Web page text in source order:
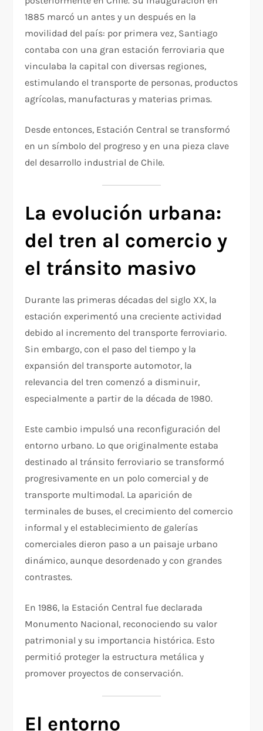
1885 marcó un antes y un después en la
movilidad del país: por primera vez, Santiago
contaba con una gran estación ferroviaria que
vinculaba la capital con diversas regiones,
estimulando el transporte de personas, productos
agrícolas, manufacturas y materias primas.
Desde entonces, Estación Central se transformó
en un símbolo del progreso y en una pieza clave
del desarrollo industrial de Chile.
La evolución urbana:
del tren al comercio y
el tránsito masivo
Durante las primeras décadas del siglo XX, la
estación experimentó una creciente actividad
debido al incremento del transporte ferroviario.
Sin embargo, con el paso del tiempo y la
expansión del transporte automotor, la
relevancia del tren comenzó a disminuir,
especialmente a partir de la década de 1980.
Este cambio impulsó una reconfiguración del
entorno urbano. Lo que originalmente estaba
destinado al tránsito ferroviario se transformó
progresivamente en un polo comercial y de
transporte multimodal. La aparición de
terminales de buses, el crecimiento del comercio
informal y el establecimiento de galerías
comerciales dieron paso a un paisaje urbano
dinámico, aunque desordenado y con grandes
contrastes.
En 1986, la Estación Central fue declarada
Monumento Nacional, reconociendo su valor
patrimonial y su importancia histórica. Esto
permitió proteger la estructura metálica y
promover proyectos de conservación.
El entorno